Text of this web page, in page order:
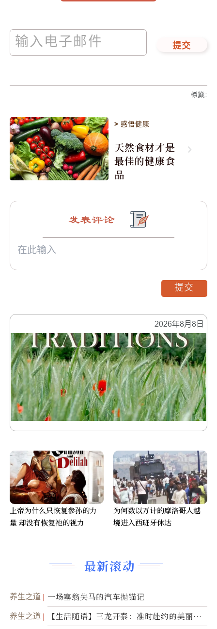
提交
標籤:
>感悟健康
天然食材才是
最佳的健康食
品
2026年8月8日
最新滚动
养生之道 一场塞翁失马的汽车抛锚记
养生之道
【生活随语】三龙开泰：准时赴约的美丽震
发表评论
提交
上帝为什么只恢复参孙的力
量 却没有恢复祂的视力
为何数以万计的摩洛哥人越
境进入西班牙休达